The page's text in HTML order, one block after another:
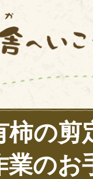
柿の剪
業のお